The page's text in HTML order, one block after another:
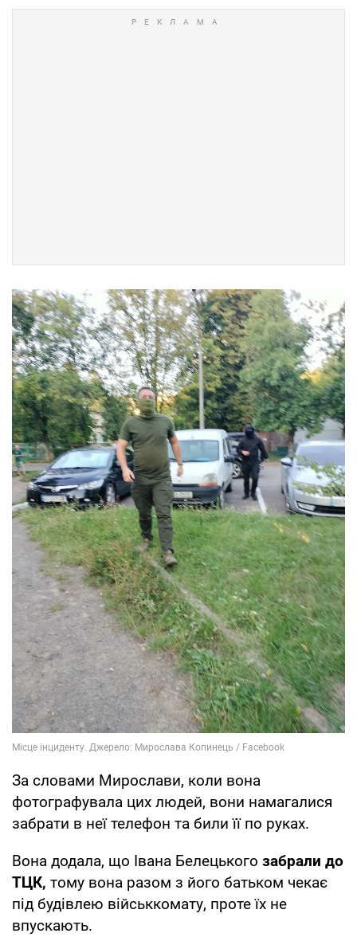
За словами Мирослави, коли вона
фотографувала цих людей, вони намагалися
забрати в неї телефон та били її по руках.
Вона додала, що Івана Белецького забрали до
ТЦК, тому вона разом з його батьком чекає
під будівлею військкомату, проте їх не
впускають.